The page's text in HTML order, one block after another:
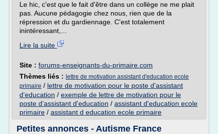
Le hic, c'est que le fait d'être dans un collège ne me plait
pas. Aucune pédagogie chez nous, rien que de la
répression et du gardiennage. C'est totalement
inintéressant,...
Lire la suite
Site : forums-enseignants-du-primaire.com
Thèmes liés : lettre de motivation assistant d'education ecole
primaire / lettre de motivation pour le poste d'assistant
d'education / exemple de lettre de motivation pour le
poste d'assistant d'education / assistant d'education ecole
primaire / assistant d education ecole primaire
Petites annonces - Autisme France